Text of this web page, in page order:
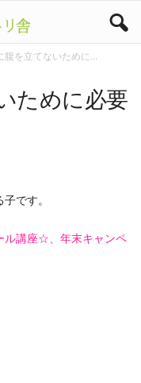
腹を立てないために...
ために必要
です。
ル講座☆、年末キャンペ